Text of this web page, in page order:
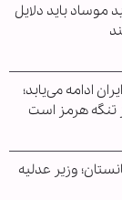
باید دلایل
ادامه می‌یابد؛
تنگه هرمز است
وزیر عدلیه